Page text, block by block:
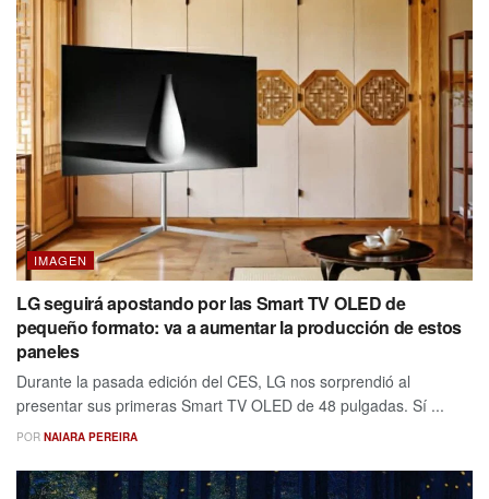
IMAGEN
LG seguirá apostando por las Smart TV OLED de
pequeño formato: va a aumentar la producción de estos
paneles
Durante la pasada edición del CES, LG nos sorprendió al
presentar sus primeras Smart TV OLED de 48 pulgadas. Sí ...
POR NAIARA PEREIRA